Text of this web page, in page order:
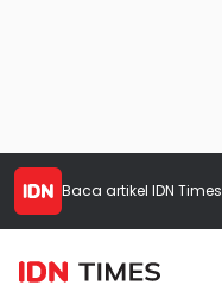
Baca artikel IDN Times